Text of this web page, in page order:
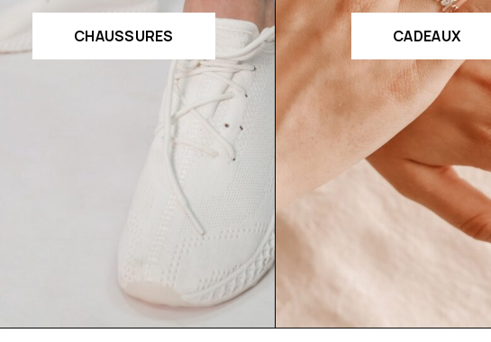
CHAUSSURES CADEAUX